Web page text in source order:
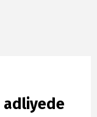
adliyede